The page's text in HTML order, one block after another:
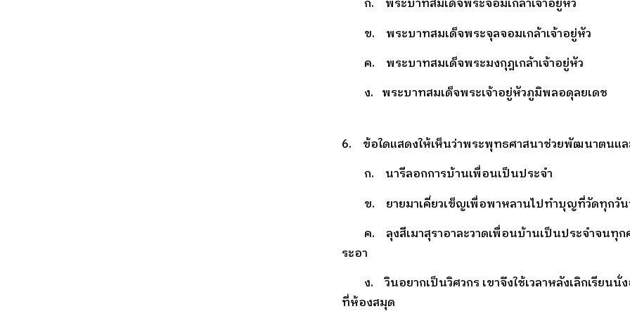
ก. พระบาทสมเด็จพระจอมเกล้าเจ้าอยู่หัว
ข. พระบาทสมเด็จพระจุลจอมเกล้าเจ้าอยู่หัว
ค. พระบาทสมเด็จพระมงกุฎเกล้าเจ้าอยู่หัว
ง. พระบาทสมเด็จพระเจ้าอยู่หัวภูมิพลอดุลยเดช
6. ข้อใดแสดงให้เห็นว่าพระพุทธศาสนาช่วยพัฒนาตนแ
ก. นารีลอกการบ้านเพื่อนเป็นประจำ
ข. ยายมาเคี่ยวเข็ญเพื่อพาหลานไปทำบุญที่วัดทุกวั
ค. ลุงสีเมาสุราอาละวาดเพื่อนบ้านเป็นประจำจนทุก
ระอา
ง. วินอยากเป็นวิศวกร เขาจึงใช้เวลาหลังเลิกเรียนนั่
ที่ห้องสมุด